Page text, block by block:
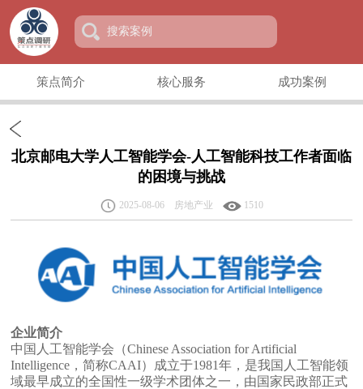
策点简介 核心服务 成功案例
北京邮电大学人工智能学会-人工智能科技工作者面临
的困境与挑战
2025-08-06 房地产业 1510
企业简介
中国人工智能学会（Chinese Association for Artificial
Intelligence，简称CAAI）成立于1981年，是我国人工智能领
域最早成立的全国性一级学术团体之一，由国家民政部正式